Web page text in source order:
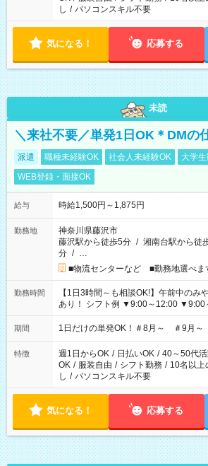
し / パソコンスキル不要
気になる！ 応募する
未読
＼来社不要／単発1日OK＊DMの
派遣 職種未経験OK 社会人未経験OK 大学
WEB登録・面接OK
給与 時給1,500円～1,875円
勤務地
神奈川県藤沢市
藤沢駅から徒歩5分 / 湘南台駅から徒
分 / …
■物流センターなど ■勤務地選べま
勤務時間
【1日3時間～も相談OK!】午前中のみ
あり！ シフト例 ▼9:00～12:00
▼18:00～21:00
期間 1日だけの単発OK！＃8月～ ＃9月～
特徴 週1日からOK / 日払いOK / 40～50代
OK / 服装自由 / シフト勤務 / 10名以上
し / パソコンスキル不要
気になる！ 応募する